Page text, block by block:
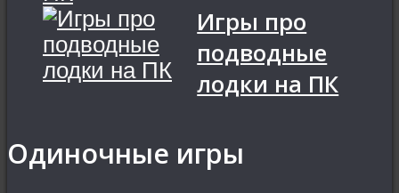
Игры про
подводные
лодки на ПК
Одиночные игры